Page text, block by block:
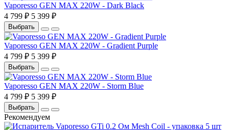
Vaporesso GEN MAX 220W - Dark Black
4 799 ₽ 5 399 ₽
Выбрать
Vaporesso GEN MAX 220W - Gradient Purple
4 799 ₽ 5 399 ₽
Выбрать
Vaporesso GEN MAX 220W - Storm Blue
4 799 ₽ 5 399 ₽
Выбрать
Рекомендуем